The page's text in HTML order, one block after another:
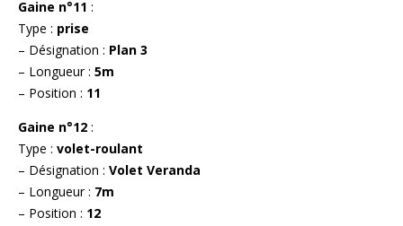
Gaine n°11 :
Type : prise
– Désignation : Plan 3
– Longueur : 5m
– Position : 11
Gaine n°12 :
Type : volet-roulant
– Désignation : Volet Veranda
– Longueur : 7m
– Position : 12